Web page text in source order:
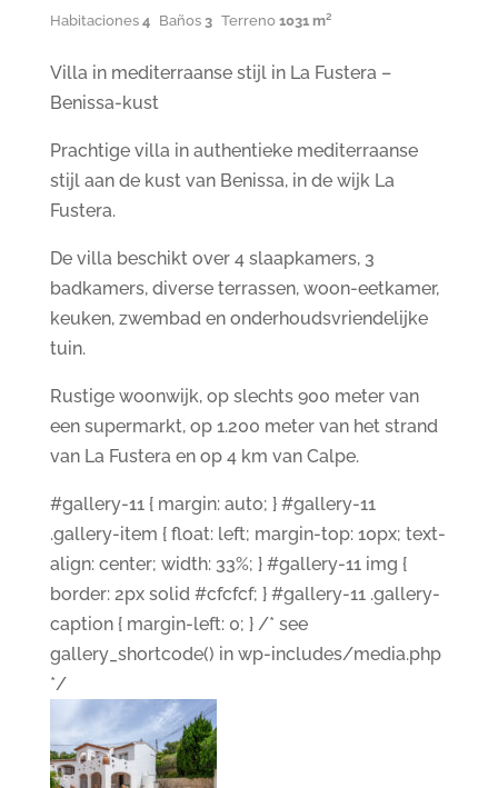
Habitaciones 4 Baños 3 Terreno 1031 m²
Villa in mediterraanse stijl in La Fustera –
Benissa-kust
Prachtige villa in authentieke mediterraanse
stijl aan de kust van Benissa, in de wijk La
Fustera.
De villa beschikt over 4 slaapkamers, 3
badkamers, diverse terrassen, woon-eetkamer,
keuken, zwembad en onderhoudsvriendelijke
tuin.
Rustige woonwijk, op slechts 900 meter van
een supermarkt, op 1.200 meter van het strand
van La Fustera en op 4 km van Calpe.
#gallery-11 { margin: auto; } #gallery-11
.gallery-item { float: left; margin-top: 10px; text-
align: center; width: 33%; } #gallery-11 img {
border: 2px solid #cfcfcf; } #gallery-11 .gallery-
caption { margin-left: 0; } /* see
gallery_shortcode() in wp-includes/media.php
*/